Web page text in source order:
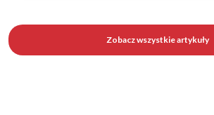
Zobacz wszystkie artykuły